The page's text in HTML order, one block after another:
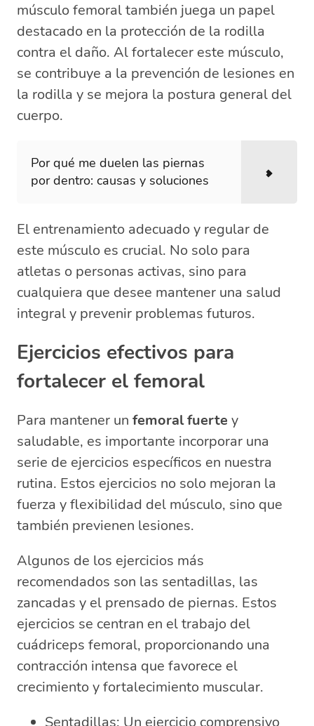
músculo femoral también juega un papel
destacado en la protección de la rodilla
contra el daño. Al fortalecer este músculo,
se contribuye a la prevención de lesiones en
la rodilla y se mejora la postura general del
cuerpo.
Por qué me duelen las piernas
por dentro: causas y soluciones
El entrenamiento adecuado y regular de
este músculo es crucial. No solo para
atletas o personas activas, sino para
cualquiera que desee mantener una salud
integral y prevenir problemas futuros.
Ejercicios efectivos para
fortalecer el femoral
Para mantener un femoral fuerte y
saludable, es importante incorporar una
serie de ejercicios específicos en nuestra
rutina. Estos ejercicios no solo mejoran la
fuerza y flexibilidad del músculo, sino que
también previenen lesiones.
Algunos de los ejercicios más
recomendados son las sentadillas, las
zancadas y el prensado de piernas. Estos
ejercicios se centran en el trabajo del
cuádriceps femoral, proporcionando una
contracción intensa que favorece el
crecimiento y fortalecimiento muscular.